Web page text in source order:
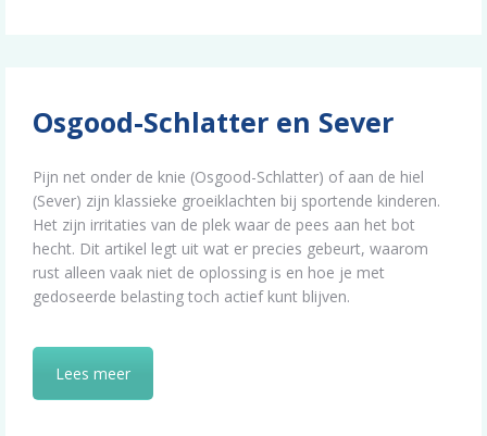
Osgood-Schlatter en Sever
Pijn net onder de knie (Osgood-Schlatter) of aan de hiel
(Sever) zijn klassieke groeiklachten bij sportende kinderen.
Het zijn irritaties van de plek waar de pees aan het bot
hecht. Dit artikel legt uit wat er precies gebeurt, waarom
rust alleen vaak niet de oplossing is en hoe je met
gedoseerde belasting toch actief kunt blijven.
Lees meer